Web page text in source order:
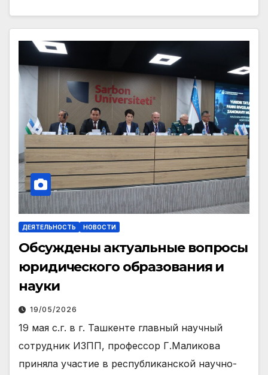
ДЕЯТЕЛЬНОСТЬ НОВОСТИ
Обсуждены актуальные вопросы
юридического образования и
науки
19/05/2026
19 мая с.г. в г. Ташкенте главный научный
сотрудник ИЗПП, профессор Г.Маликова
приняла участие в республиканской научно-